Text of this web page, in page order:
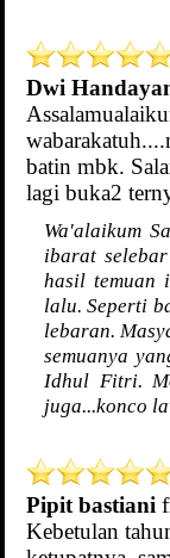
Dwi
batin mbk.
lagi buka2
Wa'alaikum
ibarat
hasil temuan
lalu. Seperti
lebaran.
semuanya
Idhul Fitri.
juga...konco
Pipit bastiani
Kebetulan